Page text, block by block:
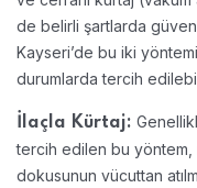
de belirli şartlarda
Kayseri’de bu iki
durumlarda tercih
İlaçla Kürtaj:
tercih edilen bu yöntem,
dokusunun vücuttan